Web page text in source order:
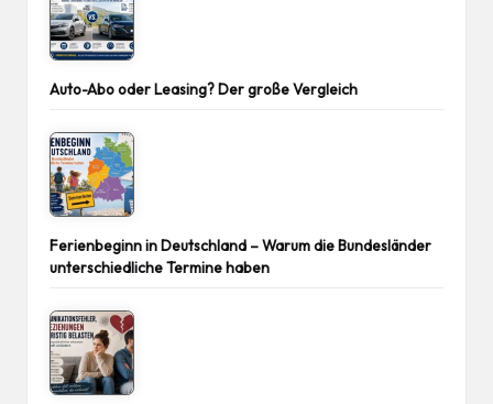
Auto-Abo oder Leasing? Der große Vergleich
Ferienbeginn in Deutschland – Warum die Bundesländer
unterschiedliche Termine haben